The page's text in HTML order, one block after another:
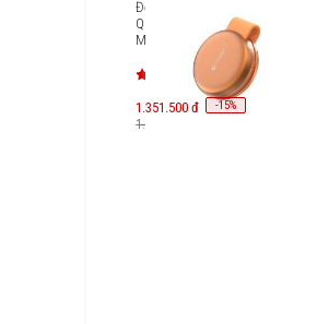
Đế sạc không dây Mazer 2 in 1
Qi2.2 25W+Apple Watch M-
MagPadDuo2
1.351.500 đ -15%
1.590.000 đ